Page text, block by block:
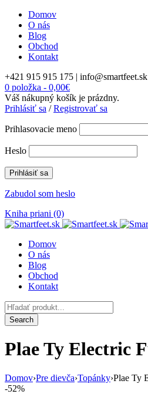
Domov
O nás
Blog
Obchod
Kontakt
+421 915 915 175 | info@smartfeet.sk
0 položka - 0,00€
Váš nákupný košík je prázdny.
Prihlásiť sa /Registrovať sa
Prihlasovacie meno
Heslo
Zabudol som heslo
Kniha priani (0)
Domov
O nás
Blog
Obchod
Kontakt
Plae Ty Electric
Domov›Pre dievča›Topánky›Plae Ty
-52%